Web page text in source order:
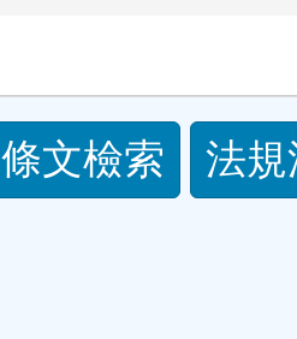
條文檢索
法